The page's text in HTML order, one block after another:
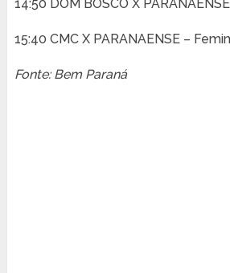
14:50 DOM BOSCO X
15:40 CMC X PARANAENSE –
Fonte: Bem Paraná